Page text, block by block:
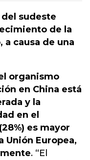
sudeste
de la
causa de una
organismo
en China está
y la
en el
es mayor
Unión Europea,
. “El